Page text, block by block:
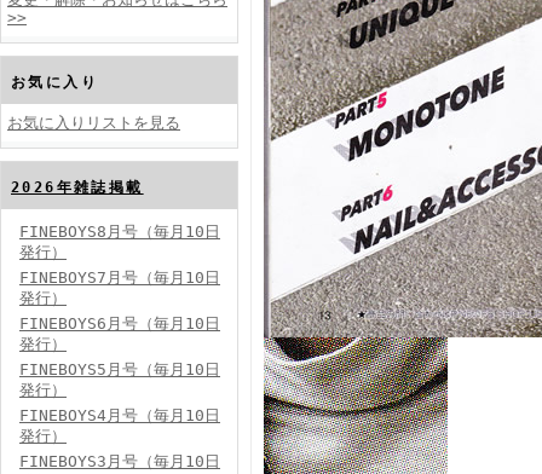
FINEBOYS2024年10月号
FINEBOYS2024年9月号
>>
お気に入り
お気に入りリストを見る
2026年雑誌掲載
FINEBOYS8月号（毎月10日
発行）
FINEBOYS7月号（毎月10日
発行）
FINEBOYS6月号（毎月10日
発行）
FINEBOYS5月号（毎月10日
発行）
FINEBOYS4月号（毎月10日
発行）
FINEBOYS3月号（毎月10日